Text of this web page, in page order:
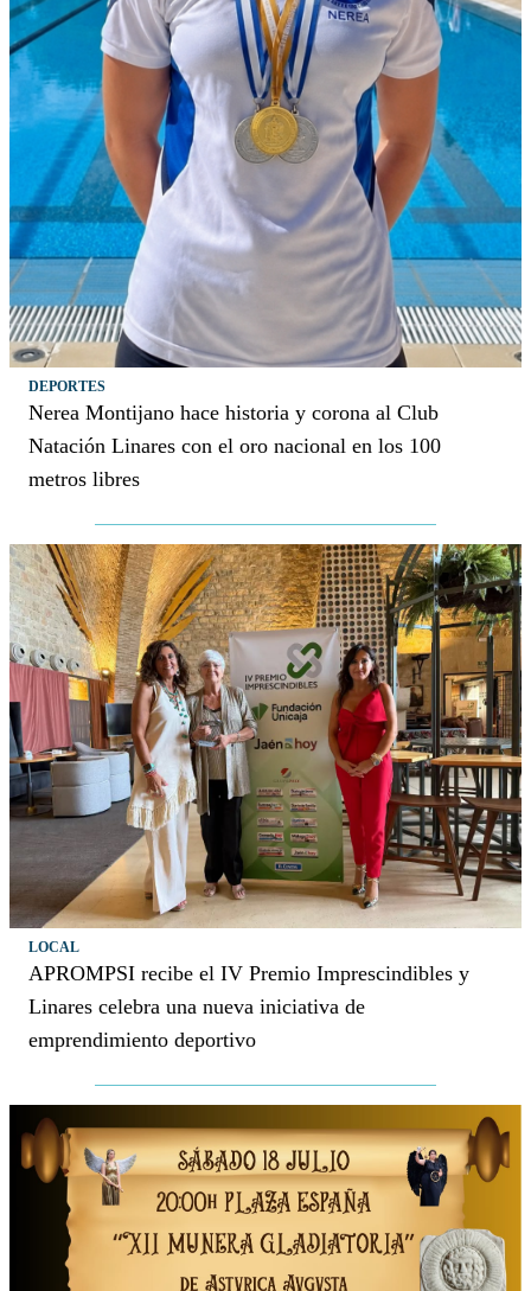
DEPORTES
Nerea Montijano hace historia y corona al Club
Natación Linares con el oro nacional en los 100
metros libres
LOCAL
APROMPSI recibe el IV Premio Imprescindibles y
Linares celebra una nueva iniciativa de
emprendimiento deportivo